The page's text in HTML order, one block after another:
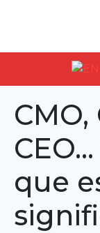
CMO,
que